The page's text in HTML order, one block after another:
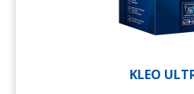
KLEO